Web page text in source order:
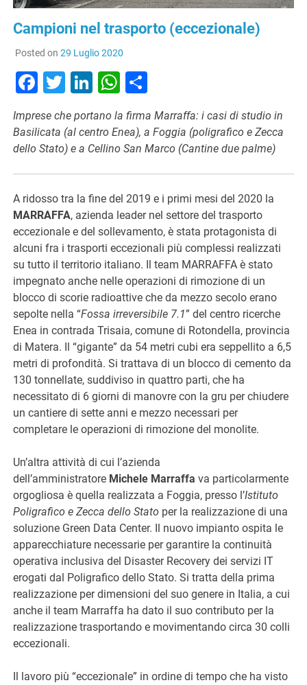
Campioni nel trasporto (eccezionale)
Posted on 29 Luglio 2020
Facebook
Twitter
LinkedIn
WhatsApp
Imprese che portano la firma Marraffa: i casi di studio in
Basilicata (al centro Enea), a Foggia (poligrafico e Zecca
dello Stato) e a Cellino San Marco (Cantine due palme)
A ridosso tra la fine del 2019 e i primi mesi del 2020 la
MARRAFFA, azienda leader nel settore del trasporto
eccezionale e del sollevamento, è stata protagonista di
alcuni fra i trasporti eccezionali più complessi realizzati
su tutto il territorio italiano. Il team MARRAFFA è stato
impegnato anche nelle operazioni di rimozione di un
blocco di scorie radioattive che da mezzo secolo erano
sepolte nella “Fossa irreversibile 7.1” del centro ricerche
Enea in contrada Trisaia, comune di Rotondella, provincia
di Matera. Il “gigante” da 54 metri cubi era seppellito a 6,5
metri di profondità. Si trattava di un blocco di cemento da
130 tonnellate, suddiviso in quattro parti, che ha
necessitato di 6 giorni di manovre con la gru per chiudere
un cantiere di sette anni e mezzo necessari per
completare le operazioni di rimozione del monolite.
Un’altra attività di cui l’azienda
dell’amministratore Michele Marraffa va particolarmente
orgogliosa è quella realizzata a Foggia, presso l’Istituto
Poligrafico e Zecca dello Stato per la realizzazione di una
soluzione Green Data Center. Il nuovo impianto ospita le
apparecchiature necessarie per garantire la continuità
operativa inclusiva del Disaster Recovery dei servizi IT
erogati dal Poligrafico dello Stato. Si tratta della prima
realizzazione per dimensioni del suo genere in Italia, a cui
anche il team Marraffa ha dato il suo contributo per la
realizzazione trasportando e movimentando circa 30 colli
eccezionali.
Il lavoro più “eccezionale” in ordine di tempo che ha visto